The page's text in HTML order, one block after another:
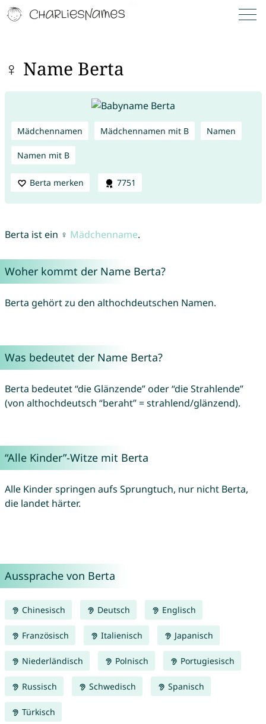
♀ Name Berta
Mädchennamen Mädchennamen mit B Namen
Namen mit B
Berta merken 7751
Berta ist ein ♀ Mädchenname.
Woher kommt der Name Berta?
Berta gehört zu den althochdeutschen Namen.
Was bedeutet der Name Berta?
Berta bedeutet “die Glänzende” oder “die Strahlende”
(von althochdeutsch “beraht” = strahlend/glänzend).
“Alle Kinder”-Witze mit Berta
Alle Kinder springen aufs Sprungtuch, nur nicht Berta,
die landet härter.
Aussprache von Berta
Chinesisch Deutsch Englisch
Französisch Italienisch Japanisch
Niederländisch Polnisch Portugiesisch
Russisch Schwedisch Spanisch
Türkisch